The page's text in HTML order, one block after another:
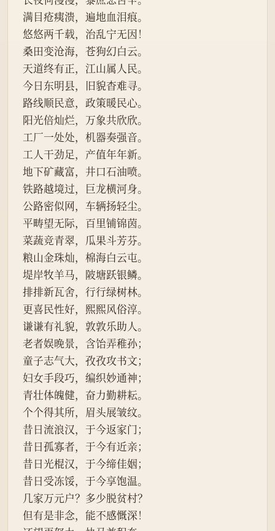
满目疮痍溃，遍地血泪痕。
悠悠两千载，治乱宁无因！
桑田变沧海，苍狗幻白云。
天道终有正，江山属人民。
今日东明县，旧貌杳难寻。
路线顺民意，政策暖民心。
阳光倍灿烂，万象共欣欣。
工厂一处处，机器奏强音。
工人干劲足，产值年年新。
地下矿藏富，井口石油喷。
铁路越境过，巨龙横河身。
公路密似网，车辆扬轻尘。
平畴望无际，百里铺锦茵。
菜蔬竞青翠，瓜果斗芳芬。
粮山金珠灿，棉海白云屯。
堤岸牧羊马，陂塘跃银鳞。
排排新瓦舍，行行绿树林。
更喜民性好，熙熙风俗淳。
谦谦有礼貌，敦敦乐助人。
老者娱晚景，含饴弄稚孙；
童子志气大，孜孜攻书文；
妇女手段巧，编织妙通神；
青壮体魄健，奋力勤耕耘。
个个得其所，眉头展皱纹。
昔日流浪汉，于今返家门；
昔日孤寡者，于今有近亲；
昔日光棍汉，于今缔佳姻；
昔日受冻馁，于今享饱温。
几家万元户？多少脱贫村？
但有是非念，能不感慨深！